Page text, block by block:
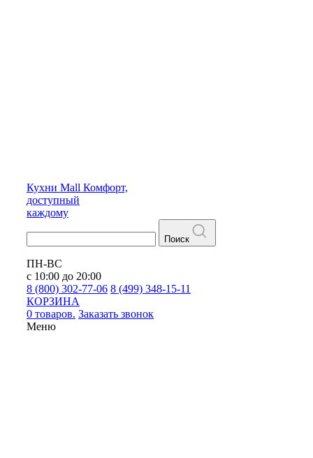
Кухни Mall Комфорт,
доступный
каждому
Поиск
ПН-ВС
с 10:00 до 20:00
8 (800) 302-77-06 8 (499) 348-15-11
КОРЗИНА
0 товаров. Заказать звонок
Меню